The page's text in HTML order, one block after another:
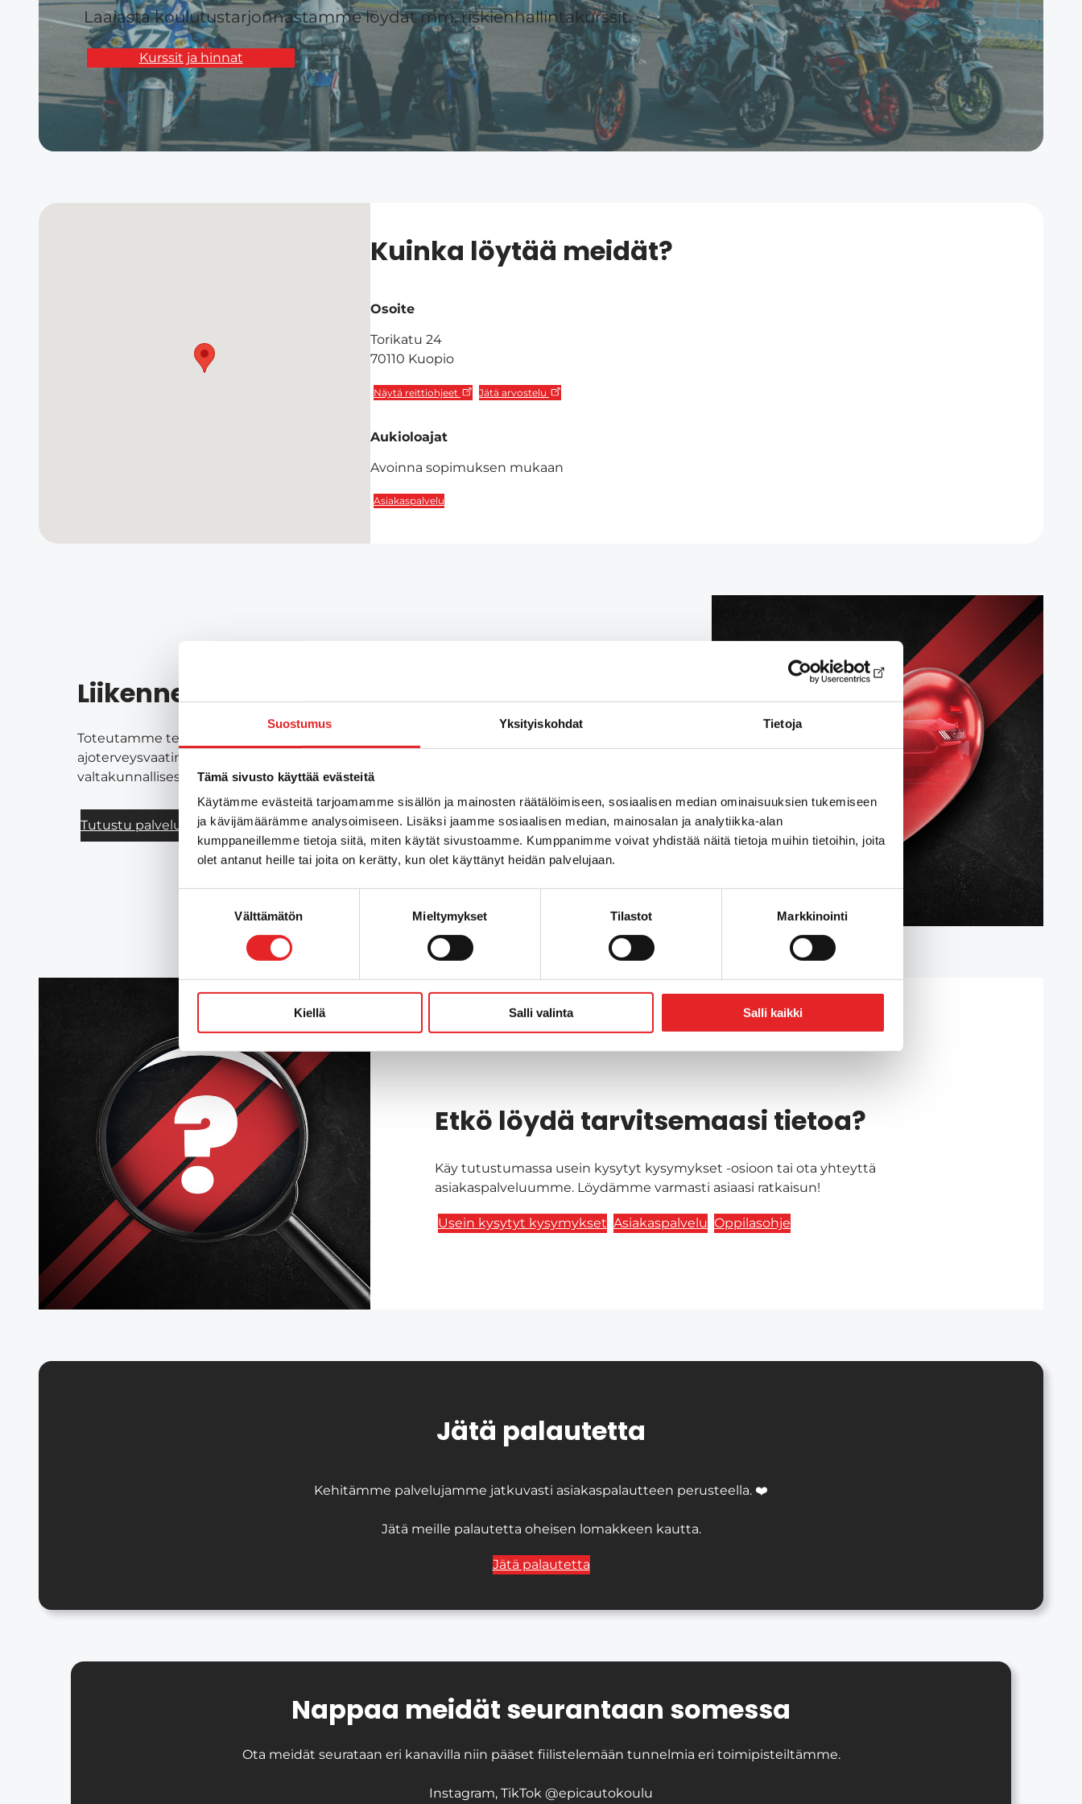
Suostumus Yksityiskohdat Tietoja
Tämä sivusto käyttää evästeitä
Käytämme evästeitä tarjoamamme sisällön ja mainosten räätälöimiseen, sosiaalisen median ominaisuuksien tukemiseen
ja kävijämäärämme analysoimiseen. Lisäksi jaamme sosiaalisen median, mainosalan ja analytiikka-alan
kumppaneillemme tietoja siitä, miten käytät sivustoamme. Kumppanimme voivat yhdistää näitä tietoja muihin tietoihin, joita
olet antanut heille tai joita on kerätty, kun olet käyttänyt heidän palvelujaan.
Välttämätön Mieltymykset Tilastot Markkinointi
Kiellä Salli valinta Salli kaikki
Laajasta koulutustarjonnastamme löydät mm. riskienhallintakurssit.
Kurssit ja hinnat
Kuinka löytää meidät?
Osoite
Torikatu 24
70110 Kuopio
Näytä reittiohjeet Jätä arvostelu
Aukioloajat
Avoinna sopimuksen mukaan
Asiakaspalvelu
Liikenneterveyden palvelut
Toteutamme terveysperusteisia ajokyvyn arviointeja ryhmä 1 ja ryhmä 2
ajoterveysvaatimusten mukaisesti, sekä muuta ajoterveyteen liittyvää koulutusta
valtakunnallisesti Liikenneterveys Oy:n kanssa.
Tutustu palveluihin
Etkö löydä tarvitsemaasi tietoa?
Käy tutustumassa usein kysytyt kysymykset -osioon tai ota yhteyttä
asiakaspalveluumme. Löydämme varmasti asiaasi ratkaisun!
Usein kysytyt kysymykset Asiakaspalvelu Oppilasohje
Jätä palautetta
Kehitämme palvelujamme jatkuvasti asiakaspalautteen perusteella. ❤️
Jätä meille palautetta oheisen lomakkeen kautta.
Jätä palautetta
Nappaa meidät seurantaan somessa
Ota meidät seurataan eri kanavilla niin pääset fiilistelemään tunnelmia eri toimipisteiltämme.
Instagram, TikTok @epicautokoulu